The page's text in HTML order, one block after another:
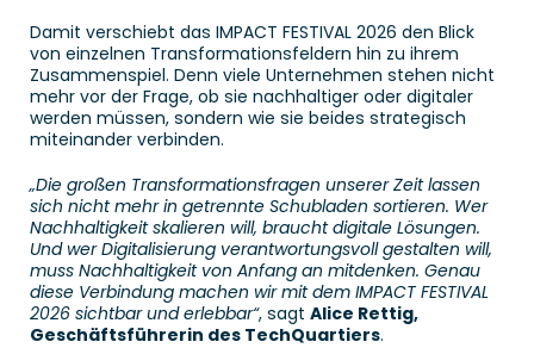
Damit verschiebt das IMPACT FESTIVAL 2026 den Blick
von einzelnen Transformationsfeldern hin zu ihrem
Zusammenspiel. Denn viele Unternehmen stehen nicht
mehr vor der Frage, ob sie nachhaltiger oder digitaler
werden müssen, sondern wie sie beides strategisch
miteinander verbinden.
„Die großen Transformationsfragen unserer Zeit lassen
sich nicht mehr in getrennte Schubladen sortieren. Wer
Nachhaltigkeit skalieren will, braucht digitale Lösungen.
Und wer Digitalisierung verantwortungsvoll gestalten will,
muss Nachhaltigkeit von Anfang an mitdenken. Genau
diese Verbindung machen wir mit dem IMPACT FESTIVAL
2026 sichtbar und erlebbar“, sagt Alice Rettig,
Geschäftsführerin des TechQuartiers.